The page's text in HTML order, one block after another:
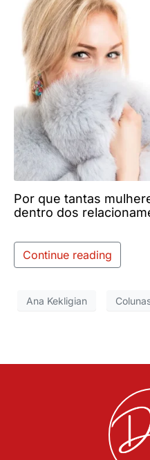
Por que tantas
dentro dos
Continue reading
Ana Kekligian